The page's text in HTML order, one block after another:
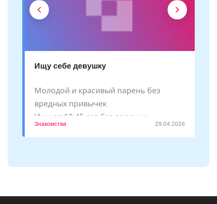
Ищу себе девушку
Молодой и красивый парень без
вредных привычек
Ищу от 18-45 лет без вредных
привычек
Знакомства 29.04.2026